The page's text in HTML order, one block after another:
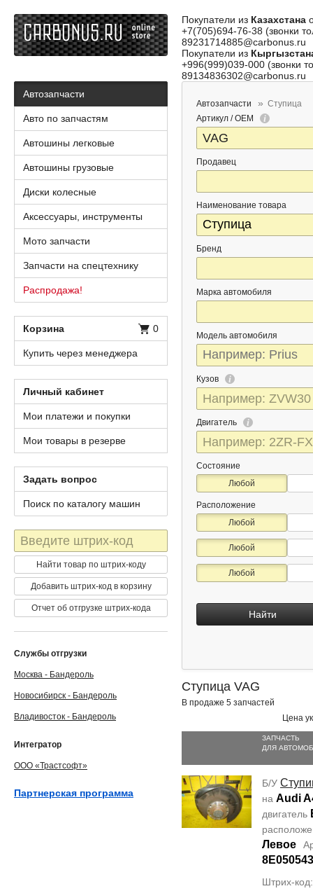
Покупатели из Казахстана
+7(705)694-76-38 (звонки
89231714885@carbonus.ru
Покупатели из
+996(999)039-000 (звонки
89134836302@carbonus.ru
Автозапчасти
Ступица
Артикул / OEM
Продавец
Наименование товара
Бренд
Марка автомобиля
Модель автомобиля
Кузов
Двигатель
Состояние
Любой
Расположение
Любой
Любой
Любой
Найти
Ступица VAG
В продаже 5 запчастей
Цена
ЗАПЧАСТЬ
ДЛЯ
Б/У
на Audi
двигатель
Левое
Штрих-
Автозапчасти
Авто по запчастям
Автошины легковые
Автошины грузовые
Диски колесные
Аксессуары, инструменты
Мото запчасти
Запчасти на спецтехнику
Распродажа!
Корзина 0
Купить через менеджера
Личный кабинет
Мои платежи и покупки
Мои товары в резерве
Задать вопрос
Поиск по каталогу машин
Штрих-
код
Найти товар по штрих-коду
Добавить штрих-код в корзину
Отчет об отгрузке штрих-кода
Службы отгрузки
Москва - Бандероль
Новосибирск - Бандероль
Владивосток - Бандероль
Интегратор
ООО «Трастсофт»
Партнерская программа